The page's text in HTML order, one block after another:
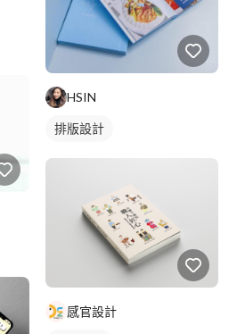
HSIN
排版設計
感官設計